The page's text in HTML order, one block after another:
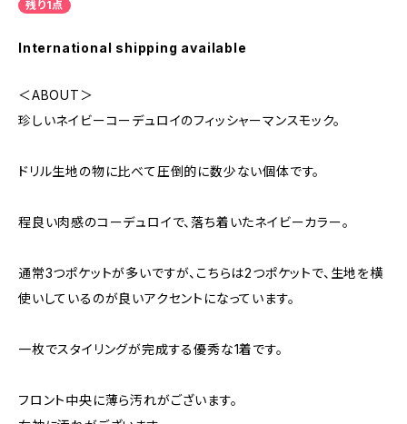
残り1点
International shipping available
＜ABOUT＞
珍しいネイビーコーデュロイのフィッシャーマンスモック。
ドリル生地の物に比べて圧倒的に数少ない個体です。
程良い肉感のコーデュロイで、落ち着いたネイビーカラー。
通常3つポケットが多いですが、こちらは2つポケットで、生地を横
使いしているのが良いアクセントになっています。
一枚でスタイリングが完成する優秀な1着です。
フロント中央に薄ら汚れがございます。